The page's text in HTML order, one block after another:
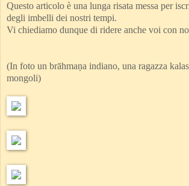
Questo articolo è una lunga risata messa per
degli imbelli dei nostri tempi.
Vi chiediamo dunque di ridere anche voi con
(In foto un brāhmaṇa indiano, una ragazza
mongoli)